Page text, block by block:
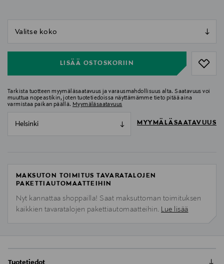
LISÄÄ OSTOSKORIIN
Tarkista tuotteen myymäläsaatavuus ja varausmahdollisuus alta. Saatavuus voi
muuttua nopeastikin, joten tuotetiedoissa näyttämämme tieto pitää aina
varmistaa paikan päällä. Myymäläsaatavuus
Helsinki MYYMÄLÄSAATAVUUS
MAKSUTON TOIMITUS TAVARATALOJEN
PAKETTIAUTOMAATTEIHIN
Nyt kannattaa shoppailla! Saat maksuttoman toimituksen
kaikkien tavaratalojen pakettiautomaatteihin. Lue lisää